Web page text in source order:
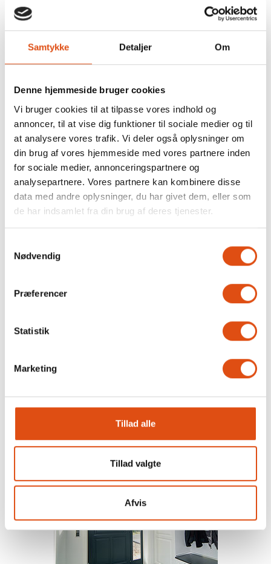
Samtykke Detaljer Om
Denne hjemmeside bruger cookies
Vi bruger cookies til at tilpasse vores indhold og
annoncer, til at vise dig funktioner til sociale medier og til
at analysere vores trafik. Vi deler også oplysninger om
din brug af vores hjemmeside med vores partnere inden
for sociale medier, annonceringspartnere og
analysepartnere. Vores partnere kan kombinere disse
data med andre oplysninger, du har givet dem, eller som
de har indsamlet fra din brug af deres tjenester.
Nødvendig
Præferencer
Statistik
Marketing
Tillad alle
Tillad valgte
Afvis
Bestil et uforpligtende tilbud på
montage af vinduer og døre
Det er nemt og uforpligtende at bestille et tilbud på
montage af dine nye vinduer og døre gennem os:
Efter du har udfyldt din vinduesforespørgsel, og skal
indtaste dine kontaktoplysninger. Klik i boxen ved ”Jeg
ønsker et vejledende tilbud på montage og
kontrolopmåling”, Du modtager herefter en samlet
pris på dine nye vinduer og døre samt en separat
dine nye vinduer og døre
BESTIL ET TILBUD PÅ VINDUER